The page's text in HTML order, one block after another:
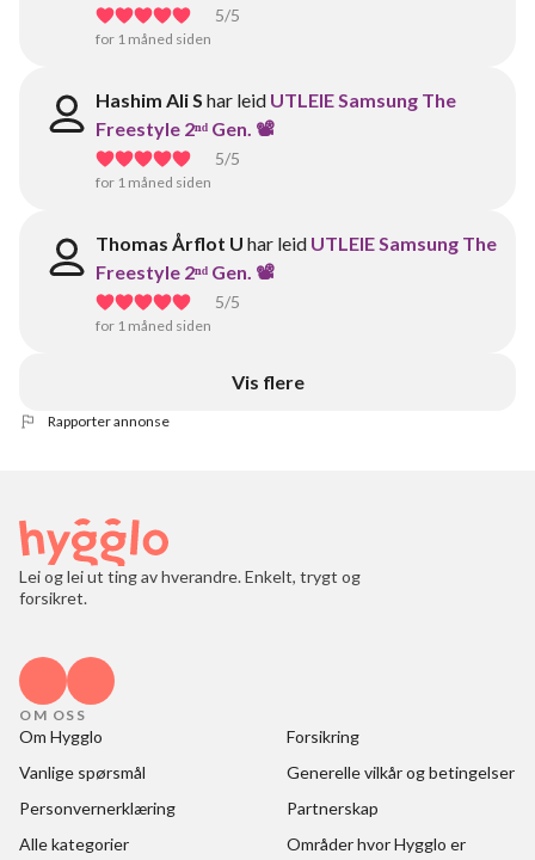
5/5
for 1 måned siden
Hashim Ali S har leid UTLEIE Samsung The
Freestyle 2ⁿᵈ Gen. 📽️
5/5
for 1 måned siden
Thomas Årflot U har leid UTLEIE Samsung The
Freestyle 2ⁿᵈ Gen. 📽️
5/5
for 1 måned siden
Vis flere
Rapporter annonse
Lei og lei ut ting av hverandre. Enkelt, trygt og
forsikret.
OM OSS
Om Hygglo
Forsikring
Vanlige spørsmål
Generelle vilkår og betingelser
Personvernerklæring
Partnerskap
Alle kategorier
Områder hvor Hygglo er